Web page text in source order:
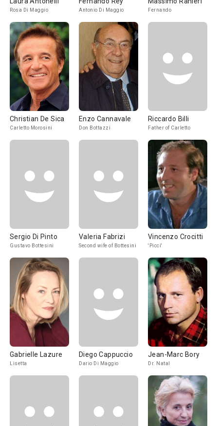
Rosa Di Maggio Antonio Di Maggio Fernando
Christian De Sica
Carletto Morosini
Enzo Cannavale
Don Bottazzi
Riccardo Billi
Father of Carletto
Sergio Di Pinto
Gustavo Bottesini
Valeria Fabrizi
Second wife of Bottesini
Vincenzo Crocitti
'Picci'
Gabrielle Lazure
Lisetta
Diego Cappuccio
Dario Di Maggio
Jean-Marc Bory
Dr. Natal